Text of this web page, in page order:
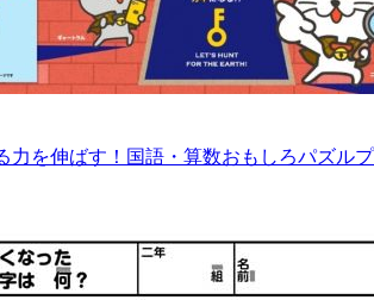
力を伸ばす！国語・算数おもしろパズルプ